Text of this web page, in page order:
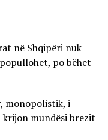
në Shqipëri nuk
po bëhet
monopolistik, i
krijon mundësi brezit